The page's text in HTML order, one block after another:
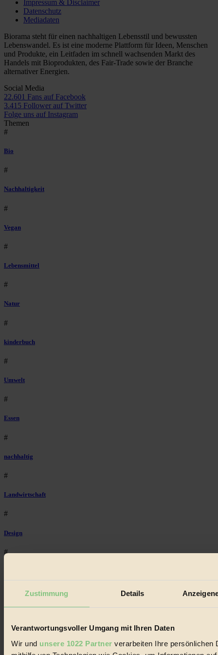
Zustimmung Details
Verantwortungsvoller Umgang mit Ihren Daten
Wir und unsere 1022 Partner verarbeiten Ihre persönlichen
Impressum & Disclaimer
Datenschutz
Mediadaten
Biorama steht für einen nachhaltigen Lebensstil und bewussten
Lebenswandel. Es ist eine moderne Plattform für Ideen, Menschen
und Produkte, ein Leitfaden im schnell wachsenden Markt des
Handels mit Bioprodukten, des Fair-Trade sowie der Branche
alternativer Energien.
Social Media
22.601 Fans auf Facebook
3.415 Follower auf Twitter
Folge uns auf Instagram
Themen
#
Bio
#
Nachhaltigkeit
#
Vegan
#
Lebensmittel
#
Natur
#
kinderbuch
#
Umwelt
#
Essen
#
nachhaltig
#
Landwirtschaft
#
Design
#
Garten
Recycling